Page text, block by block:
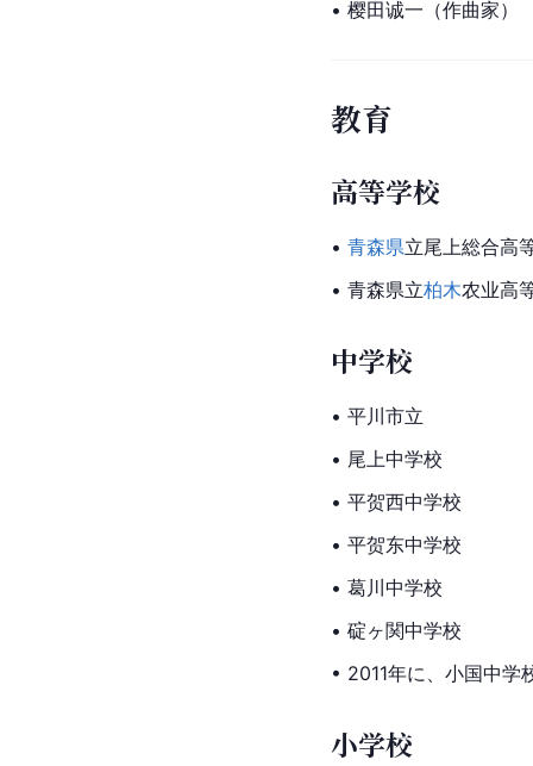
• 樱田诚一（作曲家）
教育
高等学校
• 青森県立尾上総合高
• 青森県立柏木农业高
中学校
• 平川市立
• 尾上中学校
• 平贺西中学校
• 平贺东中学校
• 葛川中学校
• 碇ヶ関中学校
• 2011年に、小国中
小学校